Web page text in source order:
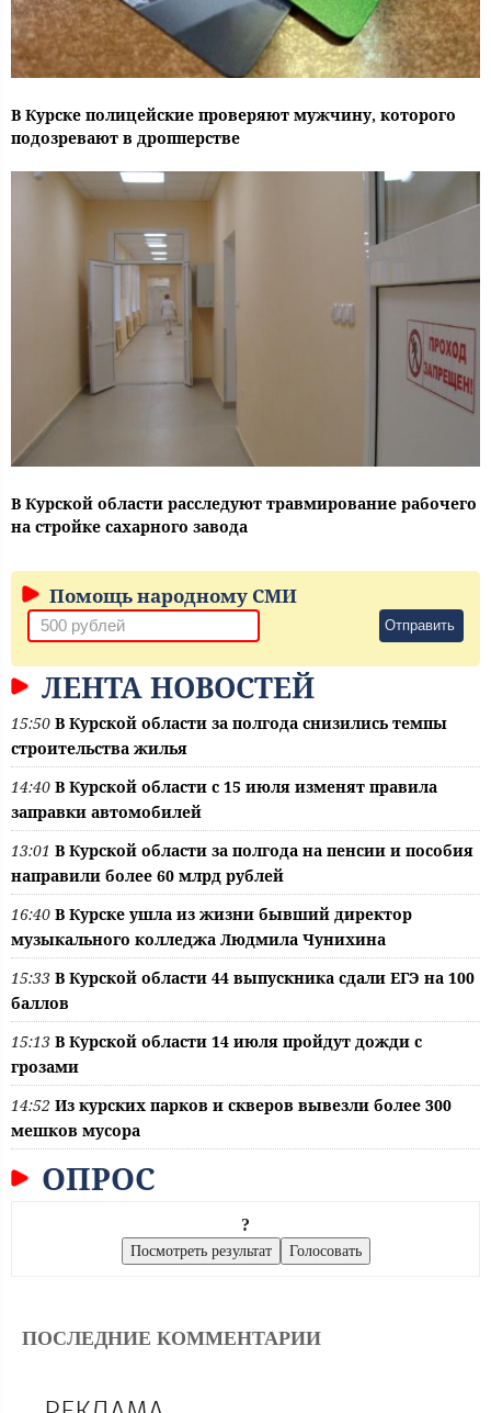
В Курске полицейские проверяют мужчину, которого
подозревают в дропперстве
В Курской области расследуют травмирование рабочего
на стройке сахарного завода
Помощь народному СМИ
Отправить
ЛЕНТА НОВОСТЕЙ
15:50 В Курской области за полгода снизились темпы
строительства жилья
14:40 В Курской области с 15 июля изменят правила
заправки автомобилей
13:01 В Курской области за полгода на пенсии и пособия
направили более 60 млрд рублей
16:40 В Курске ушла из жизни бывший директор
музыкального колледжа Людмила Чунихина
15:33 В Курской области 44 выпускника сдали ЕГЭ на 100
баллов
15:13 В Курской области 14 июля пройдут дожди с
грозами
14:52 Из курских парков и скверов вывезли более 300
мешков мусора
ОПРОС
?
ПОСЛЕДНИЕ КОММЕНТАРИИ